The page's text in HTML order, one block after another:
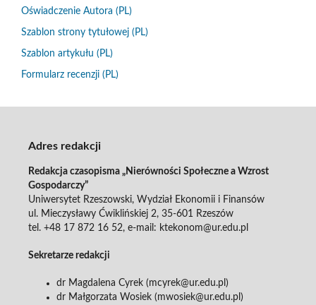
Oświadczenie Autora (PL)
Szablon strony tytułowej (PL)
Szablon artykułu (PL)
Formularz recenzji (PL)
Adres redakcji
Redakcja czasopisma „Nierówności Społeczne a Wzrost
Gospodarczy”
Uniwersytet Rzeszowski, Wydział Ekonomii i Finansów
ul. Mieczysławy Ćwiklińskiej 2, 35-601 Rzeszów
tel. +48 17 872 16 52, e-mail: ktekonom@ur.edu.pl
Sekretarze redakcji
dr Magdalena Cyrek (mcyrek@ur.edu.pl)
dr Małgorzata Wosiek (mwosiek@ur.edu.pl)